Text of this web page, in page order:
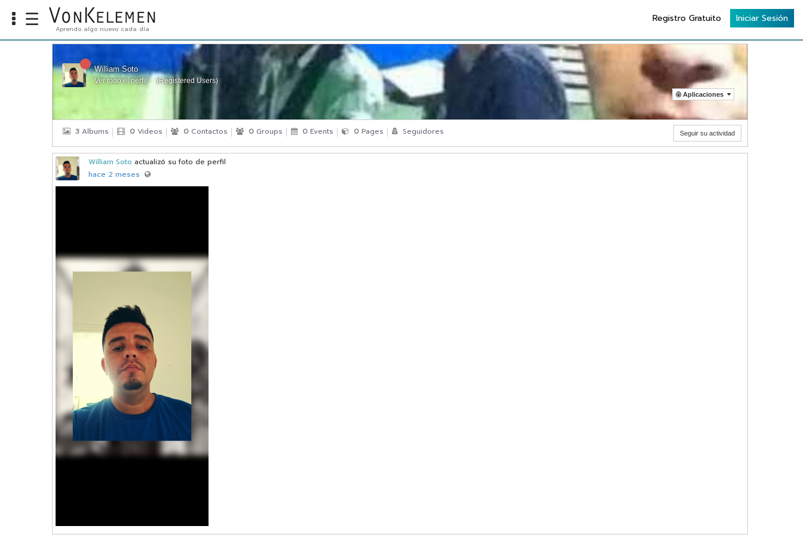
Info
vKonnect
Notifications
☰ Aprendo algo nuevo cada día
Registro Gratuito Iniciar Sesión
William Soto
Ver todo el perfil (Registered Users)
Aplicaciones
3 Albums 0 Videos 0 Contactos 0 Groups 0 Events 0 Pages Seguidores Seguir su actividad
William Soto actualizó su foto de perfil
hace 2 meses